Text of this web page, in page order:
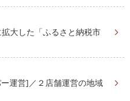
大した「ふるさと納税市
運営]／２店舗運営の地域